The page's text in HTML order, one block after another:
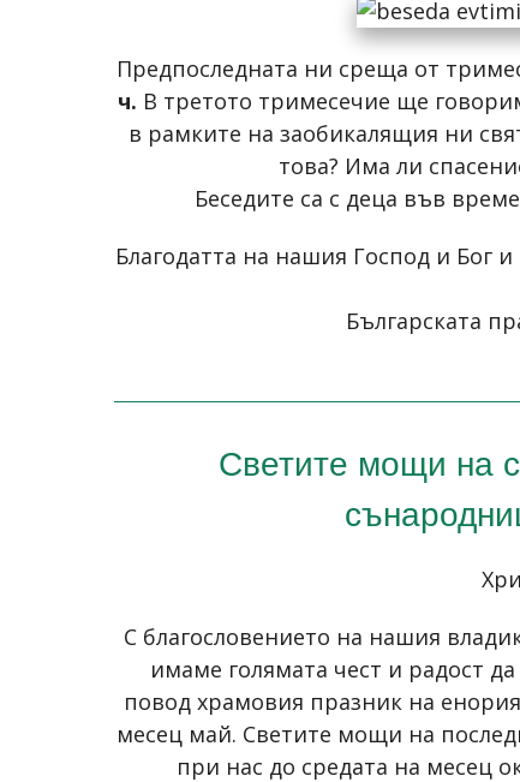
Предпоследната ни среща от
ч. В третото тримесечие ще
в рамките на заобикалящия ни
това? Има ли
Беседите са с деца във
Благодатта на нашия Господ и Бог
Българската
Светите мощи на
С благословението на нашия
имаме голямата чест и радост
повод храмовия празник на
месец май. Светите мощи на
при нас до средата на месец